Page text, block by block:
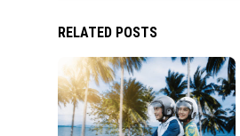
RELATED POSTS